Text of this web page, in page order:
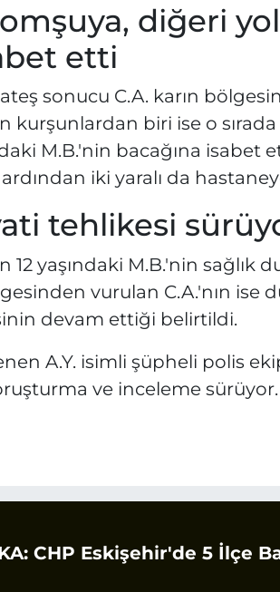
diğeri
etti
sonucu C.A. karın
kurşunlardan biri ise o
M.B.'nin bacağına isabet
iki yaralı da hastaneye
tehlikesi
12 yaşındaki M.B.'nin sağlık
vurulan C.A.'nın ise
devam ettiği belirtildi.
A.Y. isimli şüpheli polis
ve inceleme sürüyor.
CHP Eskişehir'de 5 İlçe